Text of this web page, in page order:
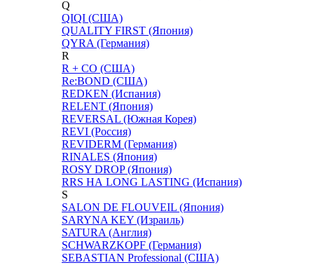
Q
QIQI (США)
QUALITY FIRST (Япония)
QYRA (Германия)
R
R + CO (США)
Re:BOND (США)
REDKEN (Испания)
RELENT (Япония)
REVERSAL (Южная Корея)
REVI (Россия)
REVIDERM (Германия)
RINALES (Япония)
ROSY DROP (Япония)
RRS НА LONG LASTING (Испания)
S
SALON DE FLOUVEIL (Япония)
SARYNA KEY (Израиль)
SATURA (Англия)
SCHWARZKOPF (Германия)
SEBASTIAN Professional (США)